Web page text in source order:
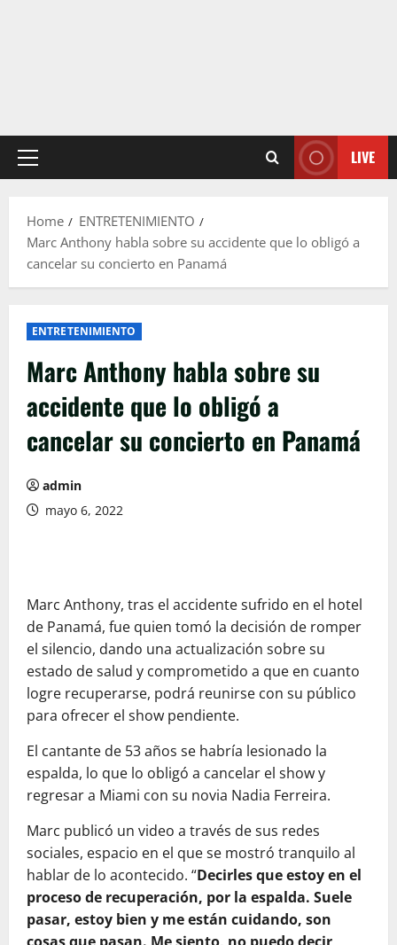
Primary
LIVE
Home
ENTRETENIMIENTO
Marc Anthony habla sobre su accidente que lo obligó a
cancelar su concierto en Panamá
ENTRETENIMIENTO
Marc Anthony habla sobre su
accidente que lo obligó a
cancelar su concierto en Panamá
admin
mayo 6, 2022
Marc Anthony, tras el accidente sufrido en el hotel
de Panamá, fue quien tomó la decisión de romper
el silencio, dando una actualización sobre su
estado de salud y comprometido a que en cuanto
logre recuperarse, podrá reunirse con su público
para ofrecer el show pendiente.
El cantante de 53 años se habría lesionado la
espalda, lo que lo obligó a cancelar el show y
regresar a Miami con su novia Nadia Ferreira.
Marc publicó un video a través de sus redes
sociales, espacio en el que se mostró tranquilo al
hablar de lo acontecido. “Decirles que estoy en el
proceso de recuperación, por la espalda. Suele
pasar, estoy bien y me están cuidando, son